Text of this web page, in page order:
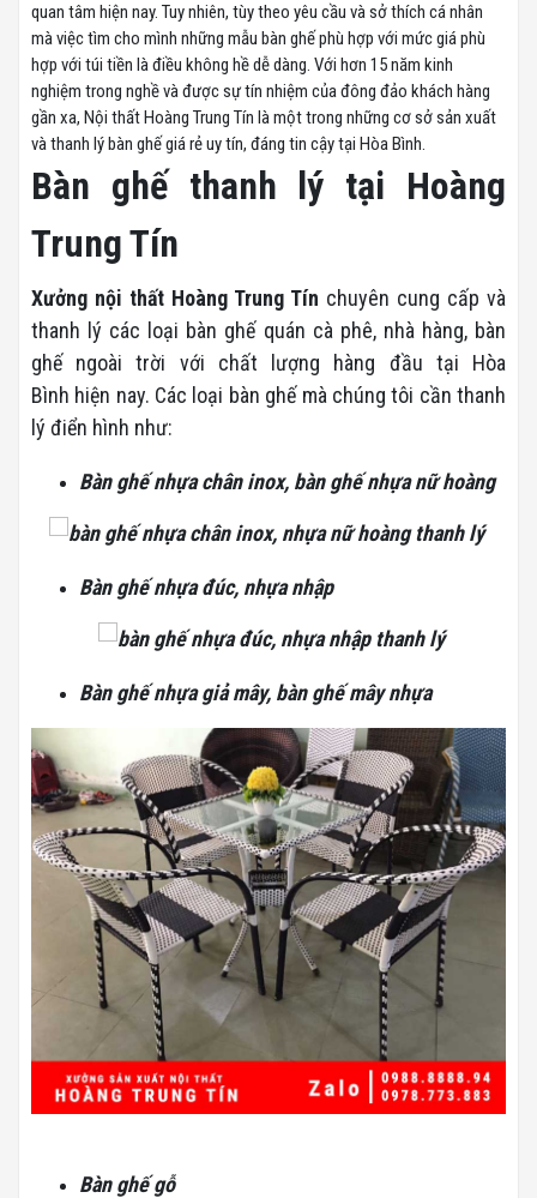
quan tâm hiện nay. Tuy nhiên, tùy theo yêu cầu và sở thích cá nhân
mà việc tìm cho mình những mẫu bàn ghế phù hợp với mức giá phù
hợp với túi tiền là điều không hề dễ dàng. Với hơn 15 năm kinh
nghiệm trong nghề và được sự tín nhiệm của đông đảo khách hàng
gần xa, Nội thất Hoàng Trung Tín là một trong những cơ sở sản xuất
và thanh lý bàn ghế giá rẻ uy tín, đáng tin cậy tại Hòa Bình.
Bàn ghế thanh lý tại Hoàng
Trung Tín
Xưởng nội thất Hoàng Trung Tín chuyên cung cấp và
thanh lý các loại bàn ghế quán cà phê, nhà hàng, bàn
ghế ngoài trời với chất lượng hàng đầu tại Hòa
Bình hiện nay. Các loại bàn ghế mà chúng tôi cần thanh
lý điển hình như:
Bàn ghế nhựa chân inox, bàn ghế nhựa nữ hoàng
Bàn ghế nhựa đúc, nhựa nhập
Bàn ghế nhựa giả mây, bàn ghế mây nhựa
Bàn ghế gỗ